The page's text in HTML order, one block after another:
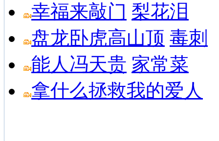
幸福来敲门 梨花泪
盘龙卧虎高山顶 毒刺
能人冯天贵 家常菜
拿什么拯救我的爱人